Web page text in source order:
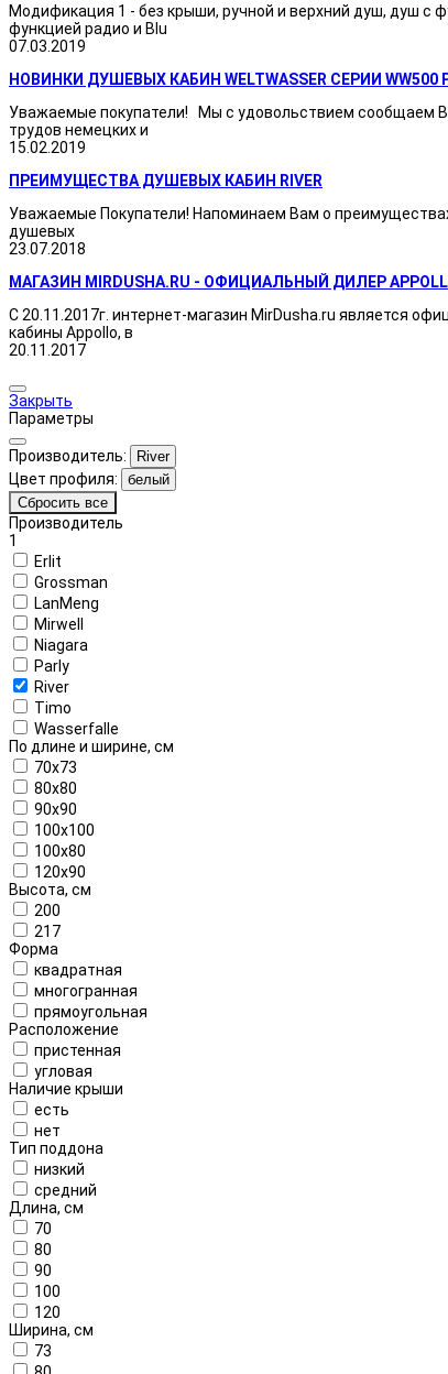
Модификация 1 - без крыши, ручной и верхний душ, душ с
функцией радио и Blu
07.03.2019
НОВИНКИ ДУШЕВЫХ КАБИН WELTWASSER СЕРИИ WW500
Уважаемые покупатели! Мы с удовольствием сообщаем
трудов немецких и
15.02.2019
ПРЕИМУЩЕСТВА ДУШЕВЫХ КАБИН RIVER
Уважаемые Покупатели! Напоминаем Вам о
душевых
23.07.2018
МАГАЗИН MIRDUSHA.RU - ОФИЦИАЛЬНЫЙ ДИЛЕР
С 20.11.2017г. интернет-магазин MirDusha.ru является
кабины Appollo, в
20.11.2017
Закрыть
Параметры
Производитель: River
Цвет профиля:
белый
Сбросить все
Производитель
1
Erlit
Grossman
LanMeng
Mirwell
Niagara
Parly
River
Timo
Wasserfalle
По длине и ширине, см
70x73
80x80
90x90
100x100
100x80
120x90
Высота, см
200
217
Форма
квадратная
многогранная
прямоугольная
Расположение
пристенная
угловая
Наличие крыши
есть
нет
Тип поддона
низкий
средний
Длина, см
70
80
90
100
120
Ширина, см
73